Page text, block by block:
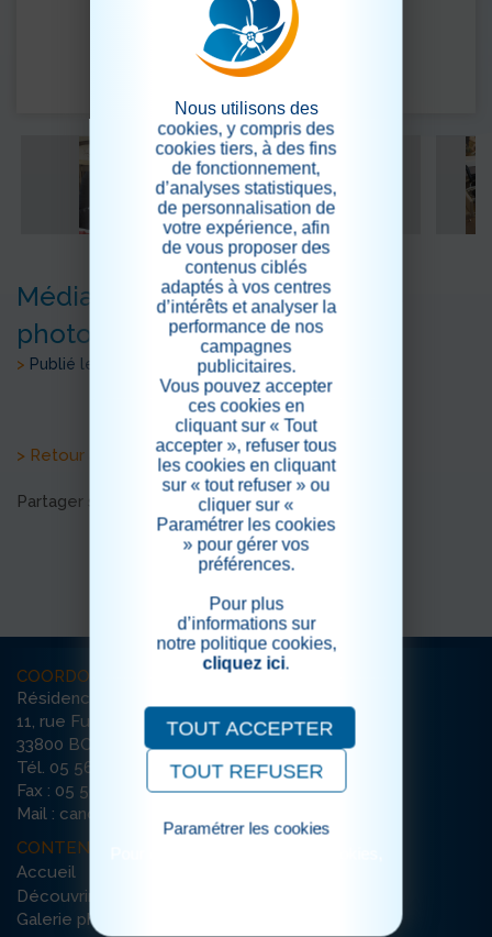
Médiation animale: la suite des
photos (2)
> Publié le 14/08/2019
> Retour aux actualités
Partager sur les réseaux sociaux
COORDONNÉES
Résidence La Canopée
11, rue Furtado
33800 BORDEAUX
Tél. 05 56 79 65 65
Fax : 05 56 79 35 74
Mail : canopee-bordeaux@ehpad-sedna.fr
CONTENU DU SITE
Accueil
Découvrir la résidence
Galerie photos
Nous utilisons des
cookies, y compris des
cookies tiers, à des fins
de fonctionnement,
d’analyses statistiques,
de personnalisation de
votre expérience, afin
de vous proposer des
contenus ciblés
adaptés à vos centres
d’intérêts et analyser la
performance de nos
campagnes
publicitaires.
Vous pouvez accepter
ces cookies en
cliquant sur « Tout
accepter », refuser tous
les cookies en cliquant
sur « tout refuser » ou
cliquer sur «
Paramétrer les cookies
» pour gérer vos
préférences.
Pour plus
d’informations sur
notre politique cookies,
cliquez ici.
TOUT ACCEPTER
TOUT REFUSER
Paramétrer les cookies